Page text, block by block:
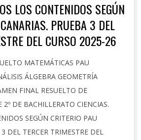
LOS CONTENIDOS SEGÚN
PRUEBA 3 DEL
DEL CURSO 2025-26
MATEMÁTICAS PAU
ÁLGEBRA GEOMETRÍA
FINAL RESUELTO DE
DE BACHILLERATO CIENCIAS.
SEGÚN CRITERIO PAU
DEL TERCER TRIMESTRE DEL